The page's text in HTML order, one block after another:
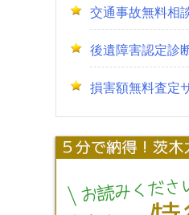
交通事故無料相
後遺障害認定診
損害額無料査定